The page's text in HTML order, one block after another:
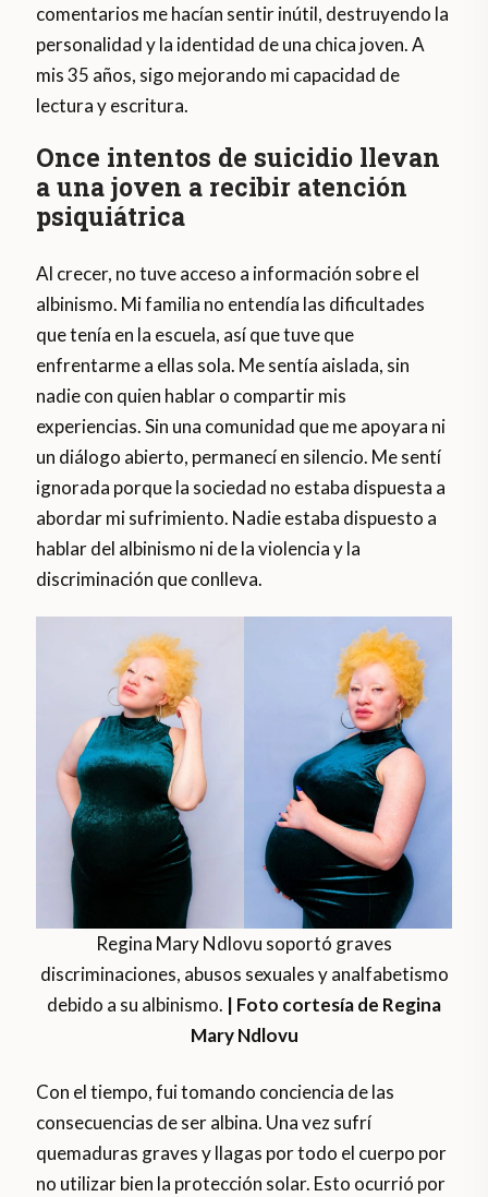
comentarios me hacían sentir inútil, destruyendo la
personalidad y la identidad de una chica joven. A
mis 35 años, sigo mejorando mi capacidad de
lectura y escritura.
Once intentos de suicidio llevan
a una joven a recibir atención
psiquiátrica
Al crecer, no tuve acceso a información sobre el
albinismo. Mi familia no entendía las dificultades
que tenía en la escuela, así que tuve que
enfrentarme a ellas sola. Me sentía aislada, sin
nadie con quien hablar o compartir mis
experiencias. Sin una comunidad que me apoyara ni
un diálogo abierto, permanecí en silencio. Me sentí
ignorada porque la sociedad no estaba dispuesta a
abordar mi sufrimiento. Nadie estaba dispuesto a
hablar del albinismo ni de la violencia y la
discriminación que conlleva.
Regina Mary Ndlovu soportó graves
discriminaciones, abusos sexuales y analfabetismo
debido a su albinismo. | Foto cortesía de Regina
Mary Ndlovu
Con el tiempo, fui tomando conciencia de las
consecuencias de ser albina. Una vez sufrí
quemaduras graves y llagas por todo el cuerpo por
no utilizar bien la protección solar. Esto ocurrió por